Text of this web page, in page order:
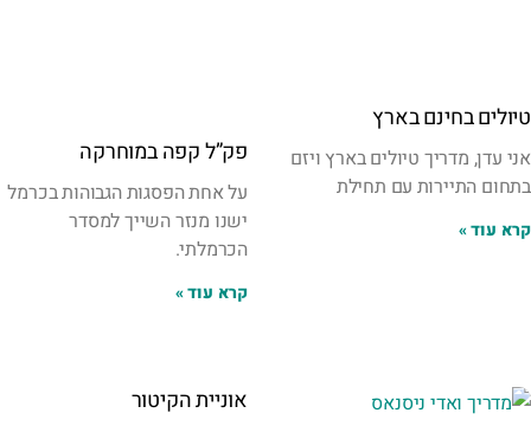
טיולים בחינם בארץ
אני עדן, מדריך טיולים בארץ ויזם
בתחום התיירות ⁦⁩עם תחילת
קרא עוד »
פק”ל קפה במוחרקה
על אחת הפסגות הגבוהות בכרמל
ישנו מנזר השייך למסדר
הכרמלתי.
קרא עוד »
אוניית הקיטור